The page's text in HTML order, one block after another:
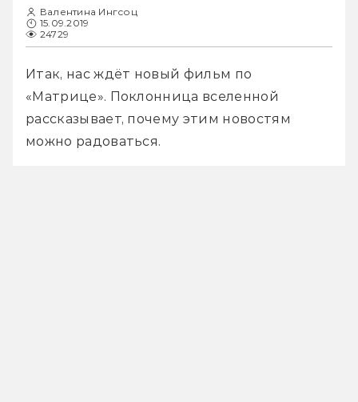
Валентина Ингсоц
15.09.2019
24729
Итак, нас ждёт новый фильм по
«Матрице». Поклонница вселенной
рассказывает, почему этим новостям
можно радоваться.